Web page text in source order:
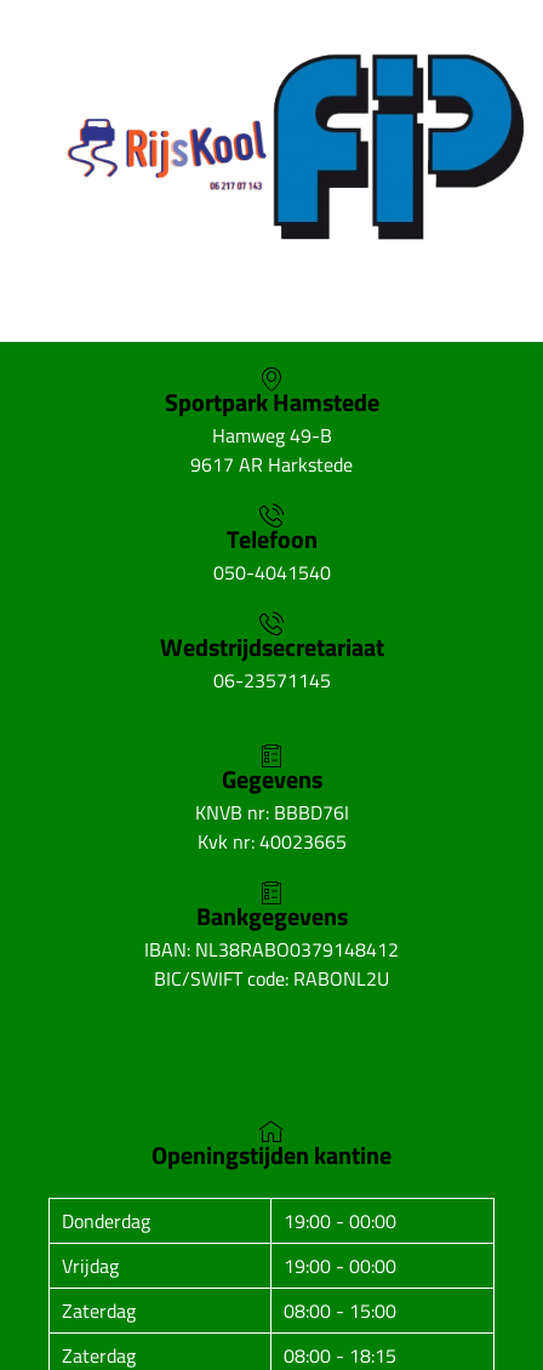
Sportpark Hamstede
Hamweg 49-B
9617 AR Harkstede
Telefoon
050-4041540
Wedstrijdsecretariaat
06-23571145
Gegevens
KNVB nr: BBBD76I
Kvk nr: 40023665
Bankgegevens
IBAN: NL38RABO0379148412
BIC/SWIFT code: RABONL2U
Openingstijden kantine
Donderdag
19:00 - 00:00
Vrijdag
19:00 - 00:00
Zaterdag
08:00 - 15:00
Zaterdag
08:00 - 18:15